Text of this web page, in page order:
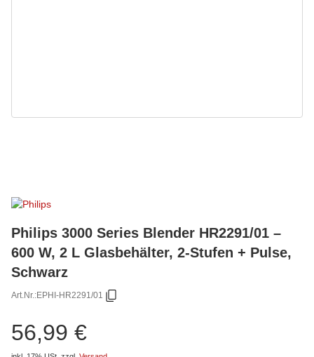
Philips 3000 Series Blender HR2291/01 –
600 W, 2 L Glasbehälter, 2-Stufen + Pulse,
Schwarz
Art.Nr.:EPHI-HR2291/01
56,99 €